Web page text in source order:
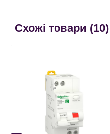
Схожі товари (10)